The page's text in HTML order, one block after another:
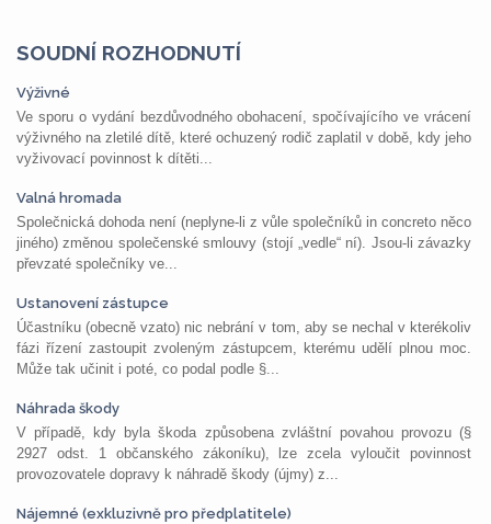
SOUDNÍ ROZHODNUTÍ
Výživné
Ve sporu o vydání bezdůvodného obohacení, spočívajícího ve vrácení
výživného na zletilé dítě, které ochuzený rodič zaplatil v době, kdy jeho
vyživovací povinnost k dítěti...
Valná hromada
Společnická dohoda není (neplyne-li z vůle společníků in concreto něco
jiného) změnou společenské smlouvy (stojí „vedle“ ní). Jsou-li závazky
převzaté společníky ve...
Ustanovení zástupce
Účastníku (obecně vzato) nic nebrání v tom, aby se nechal v kterékoliv
fázi řízení zastoupit zvoleným zástupcem, kterému udělí plnou moc.
Může tak učinit i poté, co podal podle §...
Náhrada škody
V případě, kdy byla škoda způsobena zvláštní povahou provozu (§
2927 odst. 1 občanského zákoníku), lze zcela vyloučit povinnost
provozovatele dopravy k náhradě škody (újmy) z...
Nájemné (exkluzivně pro předplatitele)